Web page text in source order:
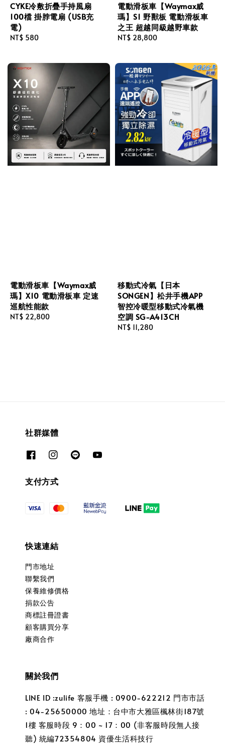
CYKE冷敷折疊手持風扇
100檔 掛脖電扇 (USB充
電)
Regular
NT$ 580
電動滑板車【Waymax威
瑪】S1 野獸板 電動滑板車
之王 超越同級越野車款
Regular
NT$ 28,800
電動滑板車【Waymax威
瑪】X10 電動滑板車 定速
巡航性能款
Regular
NT$ 22,800
移動式冷氣【日本
SONGEN】松井手機APP
智控冷暖型移動式冷氣機
空調 SG-A413CH
Regular
NT$ 11,280
社群媒體
支付方式
快速連結
門市地址
聯繫我們
保養維修價格
捐款公告
商標註冊證書
顧客購買分享
廠商合作
關於我們
LINE ID :zulife 客服手機 : 0900-622212 門市市話
: 04-25650000 地址：台中市大雅區楓林街187號
1樓 客服時段 9：00 ~ 17：00 (非客服時段無人接
聽) 統編72354804 資優生活科技行